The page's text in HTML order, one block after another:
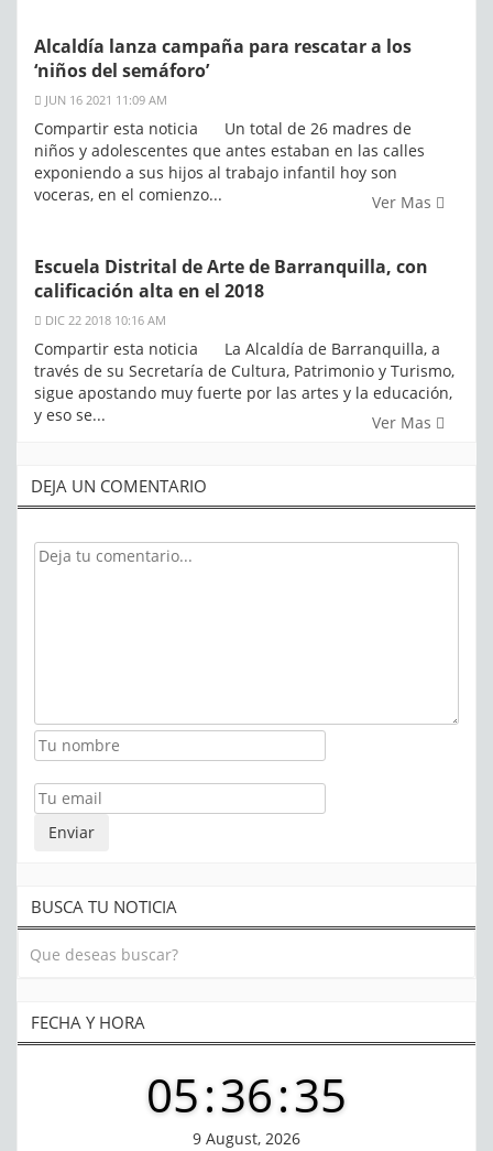
Alcaldía lanza campaña para rescatar a los
‘niños del semáforo’
JUN 16 2021 11:09 AM
Compartir esta noticia Un total de 26 madres de
niños y adolescentes que antes estaban en las calles
exponiendo a sus hijos al trabajo infantil hoy son
voceras, en el comienzo...
Ver Mas
Escuela Distrital de Arte de Barranquilla, con
calificación alta en el 2018
DIC 22 2018 10:16 AM
Compartir esta noticia La Alcaldía de Barranquilla, a
través de su Secretaría de Cultura, Patrimonio y Turismo,
sigue apostando muy fuerte por las artes y la educación,
y eso se...
Ver Mas
DEJA UN COMENTARIO
BUSCA TU NOTICIA
FECHA Y HORA
05:36:36
9 August, 2026